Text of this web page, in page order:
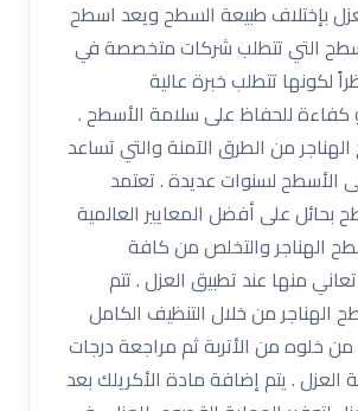
بإختلاف طبيعة السطح ويعد اسطح
التي تتطلب شركات متخصصة في
لكونها تتطلب خبرة عالية
للحفاظ على سلامة الأسطح .
من الطرق الآمنة والتي تساعد
الأسطح لسنوات عديدة . تعتمد
على أفضل المعايير العالمية
الهناجر والتخلص من كافة
منها عند تطبيق العزل . تتم
الهناجر من خلال التنظيف الكامل
خلوه من الأتربة ثم مراجعة درجات
العزل . يتم إضافة مادة الأكريلك بعد